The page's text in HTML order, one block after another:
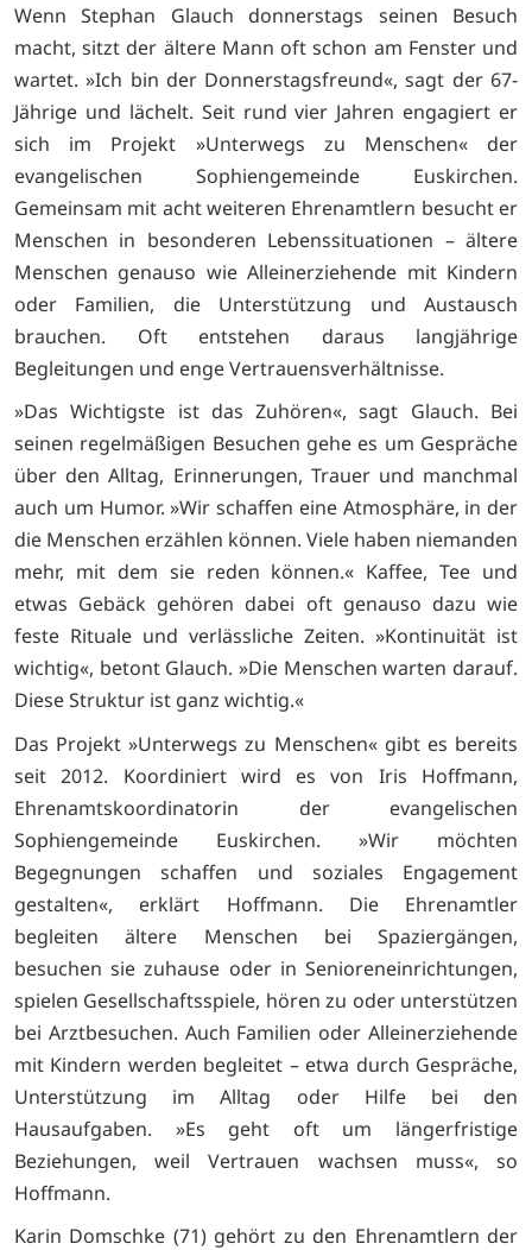
Wenn Stephan Glauch donnerstags seinen Besuch
macht, sitzt der ältere Mann oft schon am Fenster und
wartet. »Ich bin der Donnerstagsfreund«, sagt der 67-
Jährige und lächelt. Seit rund vier Jahren engagiert er
sich im Projekt »Unterwegs zu Menschen« der
evangelischen Sophiengemeinde Euskirchen.
Gemeinsam mit acht weiteren Ehrenamtlern besucht er
Menschen in besonderen Lebenssituationen – ältere
Menschen genauso wie Alleinerziehende mit Kindern
oder Familien, die Unterstützung und Austausch
brauchen. Oft entstehen daraus langjährige
Begleitungen und enge Vertrauensverhältnisse.
»Das Wichtigste ist das Zuhören«, sagt Glauch. Bei
seinen regelmäßigen Besuchen gehe es um Gespräche
über den Alltag, Erinnerungen, Trauer und manchmal
auch um Humor. »Wir schaffen eine Atmosphäre, in der
die Menschen erzählen können. Viele haben niemanden
mehr, mit dem sie reden können.« Kaffee, Tee und
etwas Gebäck gehören dabei oft genauso dazu wie
feste Rituale und verlässliche Zeiten. »Kontinuität ist
wichtig«, betont Glauch. »Die Menschen warten darauf.
Diese Struktur ist ganz wichtig.«
Das Projekt »Unterwegs zu Menschen« gibt es bereits
seit 2012. Koordiniert wird es von Iris Hoffmann,
Ehrenamtskoordinatorin der evangelischen
Sophiengemeinde Euskirchen. »Wir möchten
Begegnungen schaffen und soziales Engagement
gestalten«, erklärt Hoffmann. Die Ehrenamtler
begleiten ältere Menschen bei Spaziergängen,
besuchen sie zuhause oder in Senioreneinrichtungen,
spielen Gesellschaftsspiele, hören zu oder unterstützen
bei Arztbesuchen. Auch Familien oder Alleinerziehende
mit Kindern werden begleitet – etwa durch Gespräche,
Unterstützung im Alltag oder Hilfe bei den
Hausaufgaben. »Es geht oft um längerfristige
Beziehungen, weil Vertrauen wachsen muss«, so
Hoffmann.
Karin Domschke (71) gehört zu den Ehrenamtlern der